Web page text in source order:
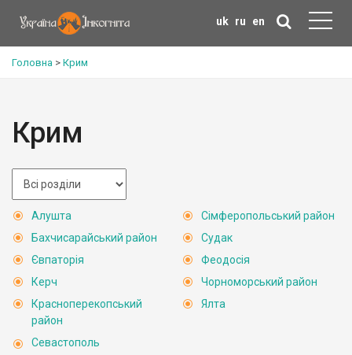
uk ru en
Головна > Крим
Крим
Алушта
Бахчисарайський район
Євпаторія
Керч
Красноперекопський
район
Севастополь
Сімферопольський район
Судак
Феодосія
Чорноморський район
Ялта